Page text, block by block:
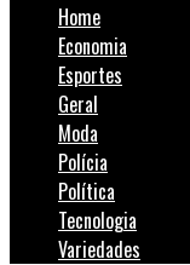
Home
Economia
Esportes
Geral
Moda
Polícia
Política
Tecnologia
Variedades